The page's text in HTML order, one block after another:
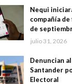
Nequi
compañía
de
julio 31, 2026
Denuncian
Santander
Electoral